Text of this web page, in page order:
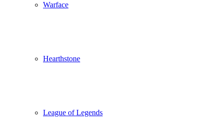
Warface
Hearthstone
League of Legends